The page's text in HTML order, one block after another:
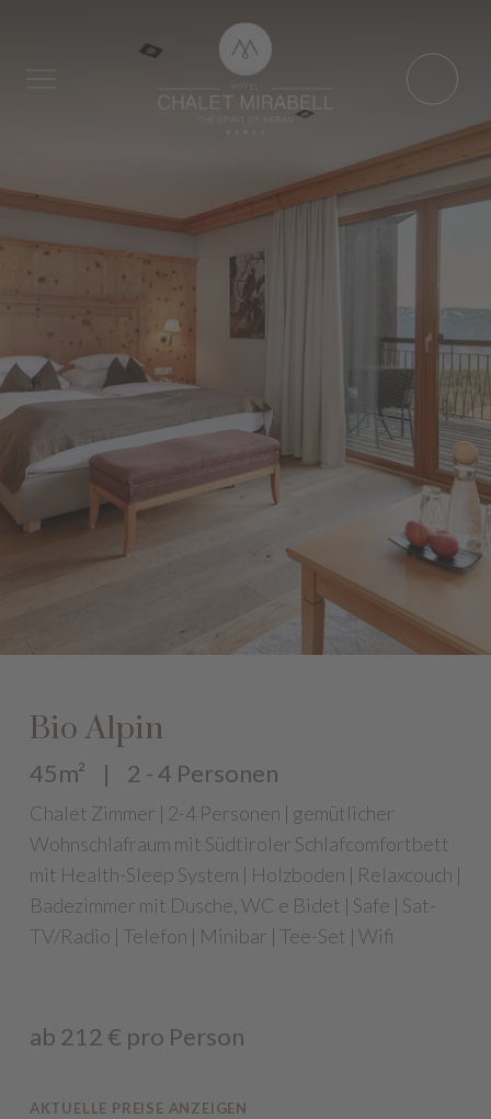
Bio Alpin
45m² | 2 - 4 Personen
Chalet Zimmer | 2-4 Personen | gemütlicher
Wohnschlafraum mit Südtiroler Schlafcomfortbett
mit Health-Sleep System | Holzboden | Relaxcouch |
Badezimmer mit Dusche, WC e Bidet | Safe | Sat-
TV/Radio | Telefon | Minibar | Tee-Set | Wifi
ab 212 € pro Person
AKTUELLE PREISE ANZEIGEN